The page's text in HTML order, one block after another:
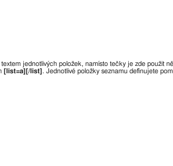
jednotlivých položek, namísto tečky je zde použit
[list=a][/list] . Jednotlivé položky seznamu definujete